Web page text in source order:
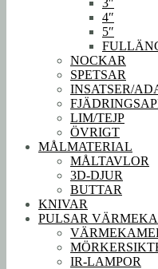
3″
4″
5″
NOCKAR
SPETSAR
INSATSER/
LIM/TEJP
ÖVRIGT
MÅLMATERIAL
MÅLTAVLOR
3D-DJUR
BUTTAR
KNIVAR
PULSAR
IR-LAMPOR